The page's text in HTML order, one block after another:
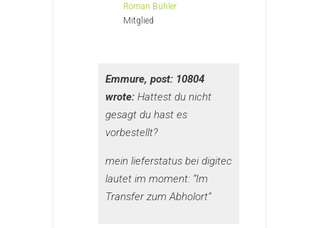
Roman Bühler
Mitglied
Emmure, post: 10804
wrote: Hattest du nicht
gesagt du hast es
vorbestellt?
mein lieferstatus bei digitec
lautet im moment: “Im
Transfer zum Abholort”